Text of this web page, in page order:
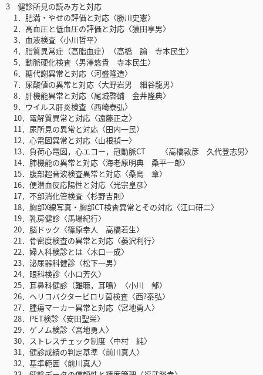
3 健診所見の読み方と対応
1．肥満・やせの評価と対応〈勝川史憲〉
2．高血圧と低血圧の評価と対応〈猿田享男〉
3．血液検査〈小川哲平〉
4．脂質異常症（高脂血症）〈高橋 諭 寺本民生〉
5．動脈硬化検査〈男澤悠貴 寺本民生〉
6．糖代謝異常と対応〈河盛隆造〉
7．尿酸値の異常と対応〈大野岩男 細谷龍男〉
8．肝機能異常と対応〈尾城啓輔 金井隆典〉
9．ウイルス肝炎検査〈西崎泰弘〉
10．電解質異常と対応〈遠藤正之〉
11．尿所見の異常と対応〈田内一民〉
12．心電図異常と対応〈山根禎一〉
13．負荷心電図，心エコー，冠動脈CT 〈高橋敦彦 久代登志男〉
14．肺機能の異常と対応〈海老原明典 桑平一郎〉
15．腹部超音波検査異常と対応〈桑島 章〉
16．便潜血反応陽性と対応〈光宗皇彦〉
17．不部消化管検査〈杉野吉則〉
18．胸部X線写真・胸部CT検査異常とその対応〈江口研二〉
19．乳房健診〈馬場紀行〉
20．脳ドック〈篠原幸人 高橋若生〉
21．骨密度検査の異常と対応〈萎沢利行〉
22．婦人科検診とは〈木口一成〉
23．泌尿器科健診〈松下一男〉
24．眼科検診〈小口芳久〉
25．耳鼻科健診（難聴，耳鳴）〈小川 郁〉
26．ヘリコバクターピロリ菌検査〈西?泰弘〉
27．腫瘍マーカー異常と対応〈宮地勇人〉
28．PET検診〈安田聖栄〉
29．ゲノム検診〈宮地勇人〉
30．ストレスチェック制度〈中村 純〉
31．健診成績の判定基準〈前川真人〉
32．基準範囲〈前川真人〉